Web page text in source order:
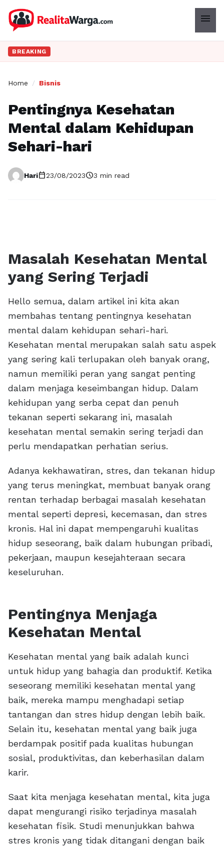
menu
BREAKING
Home / Bisnis
Pentingnya Kesehatan
Mental dalam Kehidupan
Sehari-hari
Haricalendar_today23/08/2023schedule3 min read
Masalah Kesehatan Mental
yang Sering Terjadi
Hello semua, dalam artikel ini kita akan
membahas tentang pentingnya kesehatan
mental dalam kehidupan sehari-hari.
Kesehatan mental merupakan salah satu aspek
yang sering kali terlupakan oleh banyak orang,
namun memiliki peran yang sangat penting
dalam menjaga keseimbangan hidup. Dalam
kehidupan yang serba cepat dan penuh
tekanan seperti sekarang ini, masalah
kesehatan mental semakin sering terjadi dan
perlu mendapatkan perhatian serius.
Adanya kekhawatiran, stres, dan tekanan hidup
yang terus meningkat, membuat banyak orang
rentan terhadap berbagai masalah kesehatan
mental seperti depresi, kecemasan, dan stres
kronis. Hal ini dapat mempengaruhi kualitas
hidup seseorang, baik dalam hubungan pribadi,
pekerjaan, maupun kesejahteraan secara
keseluruhan.
Pentingnya Menjaga
Kesehatan Mental
Kesehatan mental yang baik adalah kunci
untuk hidup yang bahagia dan produktif. Ketika
seseorang memiliki kesehatan mental yang
baik, mereka mampu menghadapi setiap
tantangan dan stres hidup dengan lebih baik.
Selain itu, kesehatan mental yang baik juga
berdampak positif pada kualitas hubungan
sosial, produktivitas, dan keberhasilan dalam
karir.
Saat kita menjaga kesehatan mental, kita juga
dapat mengurangi risiko terjadinya masalah
kesehatan fisik. Studi menunjukkan bahwa
stres kronis yang tidak ditangani dengan baik